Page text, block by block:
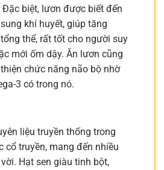
biệt, lươn được biết đến
khí huyết, giúp tăng
thể, rất tốt cho người suy
mới ốm dậy. Ăn lươn cũng
chức năng não bộ nhờ
3 có trong nó.
liệu truyền thống trong
cổ truyền, mang đến nhiều
Hạt sen giàu tinh bột,